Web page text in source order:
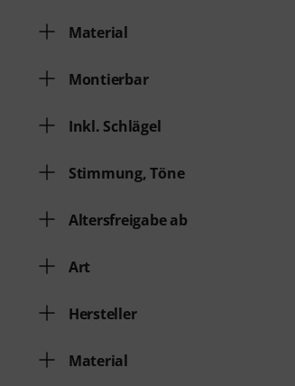
Material
Montierbar
Inkl. Schlägel
Stimmung, Töne
Altersfreigabe ab
Art
Hersteller
Material